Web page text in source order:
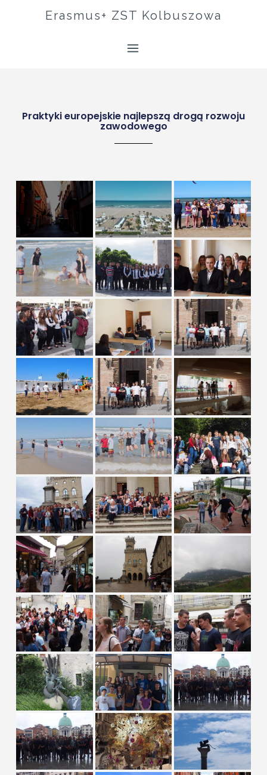
Erasmus+ ZST Kolbuszowa
Praktyki europejskie najlepszą drogą rozwoju
zawodowego